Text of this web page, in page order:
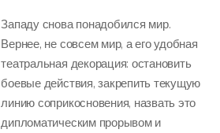
Западу снова понадобился мир.
Вернее, не совсем мир, а его удобная
театральная декорация: остановить
боевые действия, закрепить текущую
линию соприкосновения, назвать это
дипломатическим прорывом и